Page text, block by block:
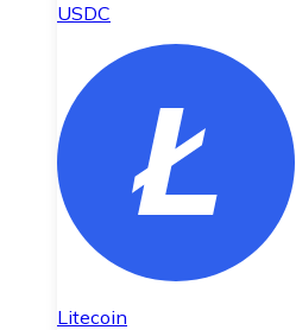
USDC
Litecoin